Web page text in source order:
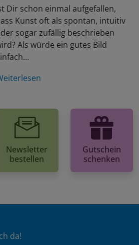
Dir schon einmal aufgefallen,
Kunst oft als spontan, intuitiv
sogar zufällig beschrieben
Als würde ein gutes Bild
Newsletter
bestellen
Gutschein
schenken
da!